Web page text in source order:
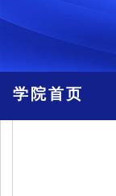
学院首页